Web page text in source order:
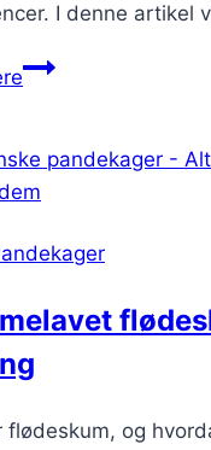
I denne artikel
Pandekager
og
fløde
flødeskum, og